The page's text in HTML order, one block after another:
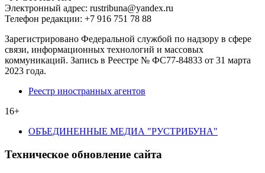
Электронный адрес: rustribuna@yandex.ru
Телефон редакции: +7 916 751 78 88
Зарегистрировано Федеральной службой по надзору в сфере
связи, информационных технологий и массовых
коммуникаций. Запись в Реестре № ФС77-84833 от 31 марта
2023 года.
Реестр иностранных агентов
16+
ОБЪЕДИНЕННЫЕ МЕДИА "РУСТРИБУНА"
Техническое обновление сайта